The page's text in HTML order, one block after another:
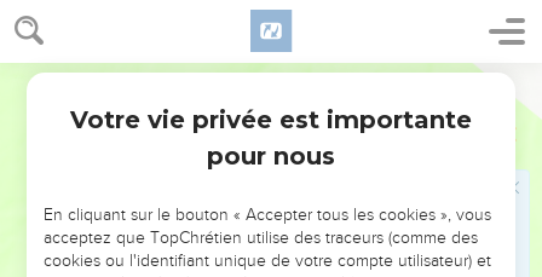
1 Timothée 2
de dispute.
Je veux que les femmes agissent de même, en s’habillant
décemment, avec discrétion et simplicité. Qu’elles ne se
parent pas d’une coiffure recherchée, d’or, de perles ou de
femmes qui déclarent vivre pour Dieu.
Que la femme reçoive l’instruction dans un esprit de paix
Votre vie privée est importante
pour nous
En cliquant sur le bouton « Accepter tous les cookies », vous
acceptez que TopChrétien utilise des traceurs (comme des
cookies ou l'identifiant unique de votre compte utilisateur) et